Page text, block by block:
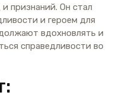
признаний. Он стал
и героем для
вдохновлять и
справедливости во